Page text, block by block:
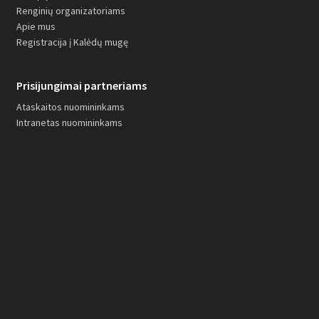
Renginių organizatoriams
Apie mus
Registracija į Kalėdų mugę
Prisijungimai partneriams
Ataskaitos nuomininkams
Intranetas nuomininkams